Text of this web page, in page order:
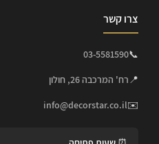
צרו קשר
📞
03-5581590
📍רח' המרכבה 26, חולון
✉️
info@decorstar.co.il